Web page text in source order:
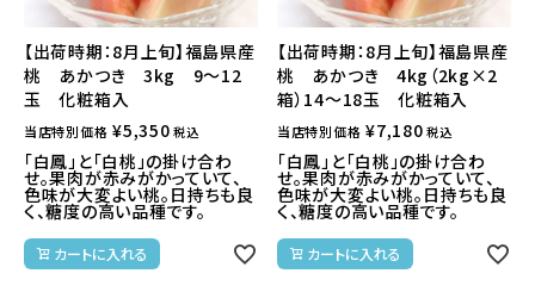
【出荷時期：8月上旬】福島県産
桃 あかつき 3kg 9～12
玉 化粧箱入
当店特別価格 ¥5,350 税込
「白鳳」と「白桃」の掛け合わ
せ。果肉が赤みがかっていて、
色味が大変よい桃。日持ちも良
く、糖度の高い品種です。
カートに入れる
【出荷時期：8月上旬】福島県産
桃 あかつき 4kg（2kg×2
箱）14～18玉 化粧箱入
当店特別価格 ¥7,180 税込
「白鳳」と「白桃」の掛け合わ
せ。果肉が赤みがかっていて、
色味が大変よい桃。日持ちも良
く、糖度の高い品種です。
カートに入れる